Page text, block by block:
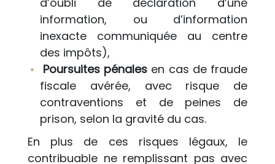
information, ou d’information
inexacte communiquée au centre
des impôts),
Poursuites pénales en cas de fraude
fiscale avérée, avec risque de
contraventions et de peines de
prison, selon la gravité du cas.
En plus de ces risques légaux, le
contribuable ne remplissant pas avec